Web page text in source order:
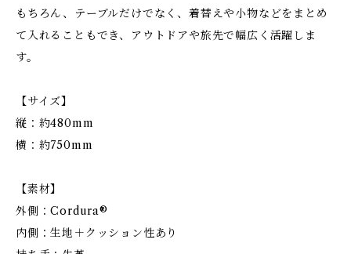
もちろん、テーブルだけでなく、着替えや小物などをまとめ
て入れることもでき、アウトドアや旅先で幅広く活躍しま
す。
【サイズ】
縦：約480mm
横：約750mm
【素材】
外側：Cordura®
内側：生地＋クッション性あり